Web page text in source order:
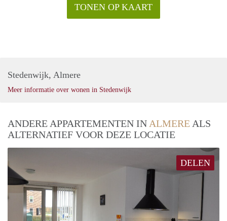
TONEN OP KAART
Stedenwijk, Almere
Meer informatie over wonen in Stedenwijk
ANDERE APPARTEMENTEN IN ALMERE ALS
ALTERNATIEF VOOR DEZE LOCATIE
DELEN